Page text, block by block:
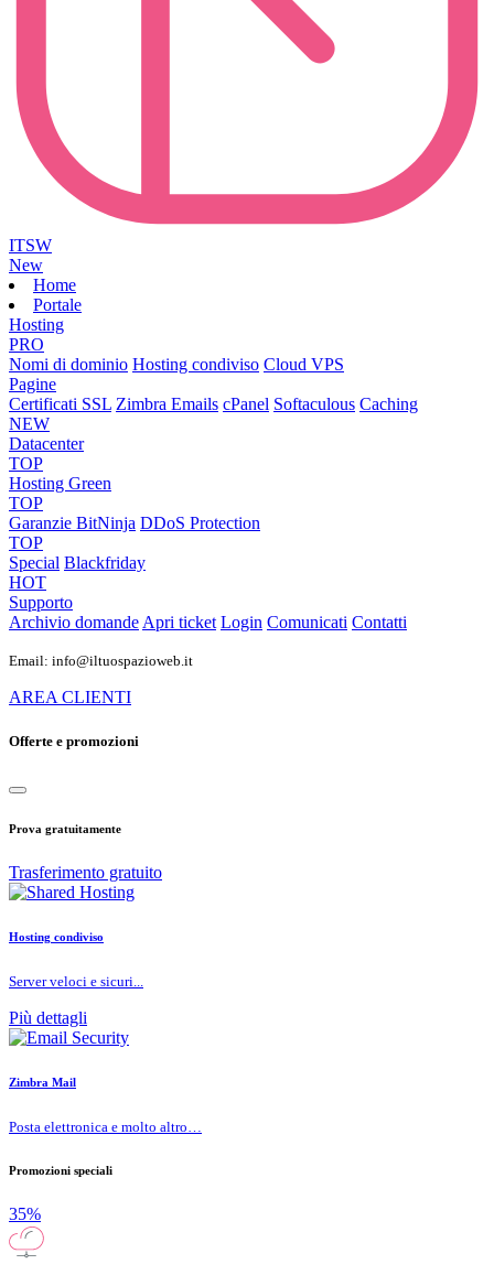
ITSW
New
Home
Portale
Hosting
PRO
Nomi di dominio Hosting condiviso Cloud VPS
Pagine
Certificati SSL Zimbra Emails cPanel Softaculous Caching
NEW
Datacenter
TOP
Hosting Green
TOP
Garanzie BitNinja DDoS Protection
TOP
Special Blackfriday
HOT
Supporto
Archivio domandeApri ticket Login Comunicati Contatti
Email: info@iltuospazioweb.it
AREA CLIENTI
Offerte e promozioni
Prova gratuitamente
Trasferimento gratuito
Hosting condiviso
Server veloci e sicuri...
Più dettagli
Zimbra Mail
Posta elettronica e molto altro…
Promozioni speciali
35%